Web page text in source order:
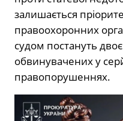
залишається
правоохоронних
судом постануть
обвинувачених у
правопорушеннях.